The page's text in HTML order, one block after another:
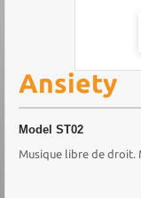
Ansiety
Model ST02
Musique libre de droit.